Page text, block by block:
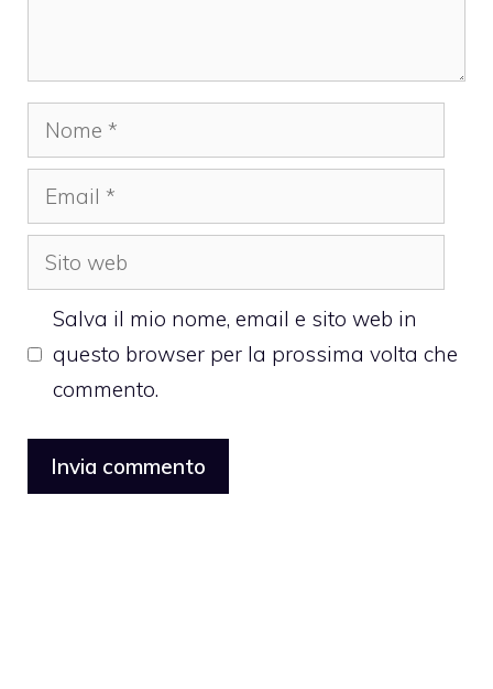
Nome
Email
Sito
web
Salva il mio nome, email e sito web in
questo browser per la prossima volta che
commento.